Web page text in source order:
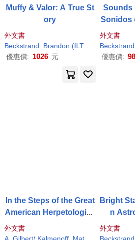
ILT)
Muffy & Valor: A True St
ory
外文書
Beckstrand
Brandon (ILT) Karl/ Rodriguez
優惠價: 1026 元
Sounds
Sonidos
外文書
Beckstrand
優惠價:
In the Steps of the Great
American Herpetologist,
KarlPatterson Schmidt
外文書
Bright
n
外文書